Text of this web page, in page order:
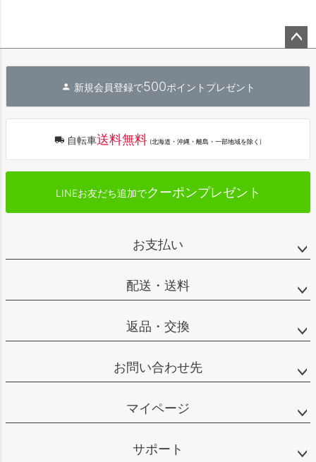
新規会員登録で500ポイントプレゼント
自転車送料無料 (北海道・沖縄・離島・一部地域を除く)
LINEお友だち追加でクーポンプレゼント
お支払い
配送・送料
返品・交換
お問い合わせ先
マイページ
サポート